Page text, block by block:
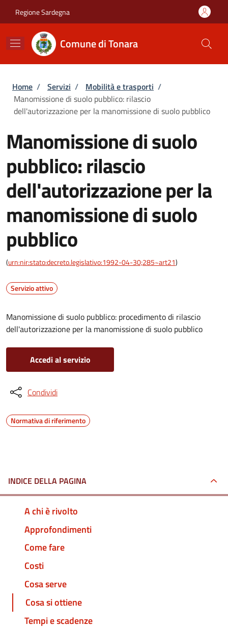
Regione Sardegna
Comune di Tonara
Briciole di pane
Home / Servizi / Mobilità e trasporti /
Manomissione di suolo pubblico: rilascio
dell'autorizzazione per la manomissione di suolo pubblico
Manomissione di suolo
pubblico: rilascio
dell'autorizzazione per la
manomissione di suolo
pubblico
(urn:nir:stato:decreto.legislativo:1992-04-30;285~art21)
Servizio attivo
Manomissione di suolo pubblico: procedimento di rilascio
dell'autorizzazione per la manomissione di suolo pubblico
Accedi al servizio
Condividi
Normativa di riferimento
INDICE DELLA PAGINA
A chi è rivolto
Approfondimenti
Come fare
Costi
Cosa serve
Cosa si ottiene
Tempi e scadenze